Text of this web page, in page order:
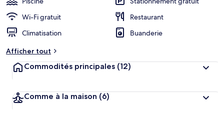
Wi-Fi gratuit
Restaurant
Climatisation
Buanderie
Afficher tout
Commodités principales (12)
Comme à la maison (6)